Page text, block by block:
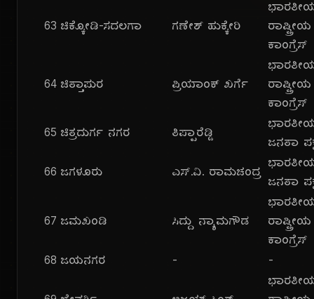
63 ಚಿಕ್ಕೋಡಿ-ಸದಲಗಾ ಗಣೇಶ್ ಹುಕ್ಕೇರಿ
ರಾಷ್ಟ್ರೀಯ
ಕಾಂಗ್ರೆಸ್
64 ಚಿತ್ತಾಪುರ ಪ್ರಿಯಾಂಕ್ ಖರ್ಗೆ
ರಾಷ್ಟ್ರೀಯ
ಕಾಂಗ್ರೆಸ್
65 ಚಿತ್ರದುರ್ಗ ನಗರ ತಿಪ್ಪಾರೆಡ್ಡಿ
ಜನತಾ
66 ಜಗಳೂರು ಎಸ್.ವಿ. ರಾಮಚಂದ್ರ
ಜನತಾ
67 ಜಮಖಂಡಿ ಸಿದ್ದು ನ್ಯಾಮಗೌಡ
ರಾಷ್ಟ್ರೀಯ
ಕಾಂಗ್ರೆಸ್
68 ಜಯನಗರ - -